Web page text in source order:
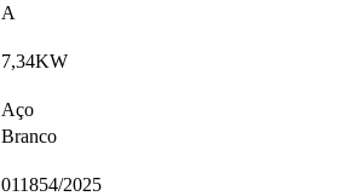
A
7,34KW
Aço
Branco
011854/2025